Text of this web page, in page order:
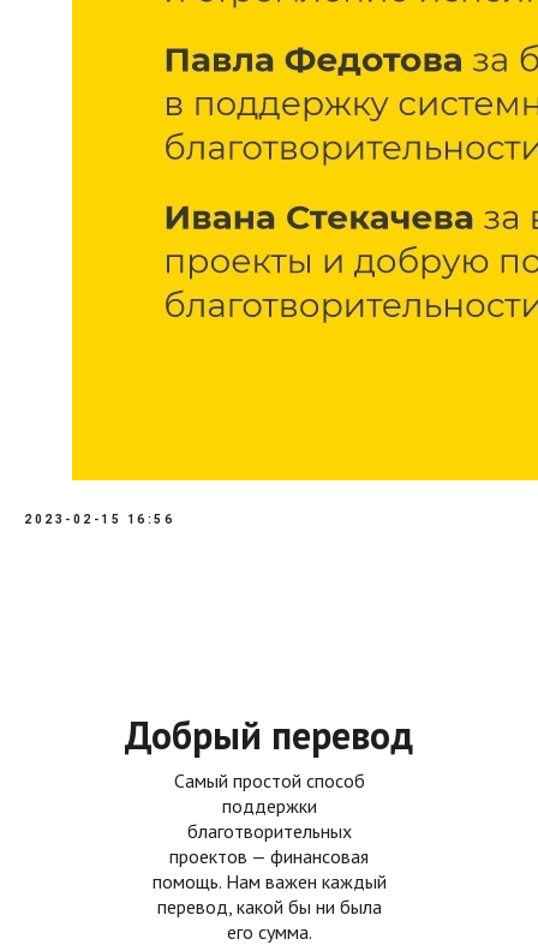
2023-02-15 16:56
Самый простой способ
поддержки
благотворительных
проектов — финансовая
помощь. Нам важен каждый
перевод, какой бы ни была
его сумма.
Добрый перевод